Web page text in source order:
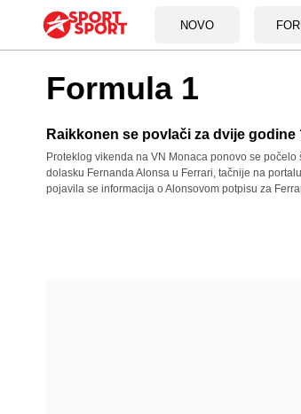
NOVO
Formula 1
Raikkonen se povlači za dvije godine
Proteklog vikenda na VN Monaca ponovo se počelo
dolasku Fernanda Alonsa u Ferrari, tačnije na
pojavila se informacija o Alonsovom potpisu za